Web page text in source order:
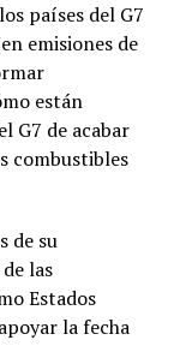
países del G7
emisiones de
están
G7 de acabar
combustibles
de su
las
Estados
la fecha